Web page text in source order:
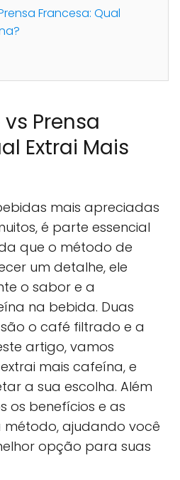
Francesa: Qual
Prensa
Extrai Mais
mais apreciadas
é parte essencial
que o método de
um detalhe, ele
o sabor e a
na bebida. Duas
o café filtrado e a
artigo, vamos
mais cafeína, e
a sua escolha. Além
os benefícios e as
ajudando você
opção para suas